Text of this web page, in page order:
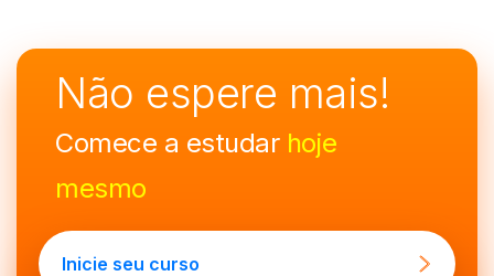
Não espere mais!
Comece a estudar hoje
mesmo
Inicie seu curso